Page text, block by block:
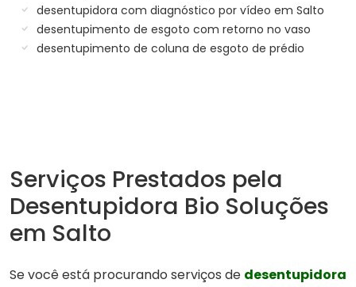
desentupidora com diagnóstico por vídeo em Salto
desentupimento de esgoto com retorno no vaso
desentupimento de coluna de esgoto de prédio
Serviços Prestados pela
Desentupidora Bio Soluções
em Salto
Se você está procurando serviços de desentupidora